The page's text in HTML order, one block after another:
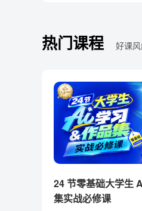
热门课程 好课
24 节零基础大学生
集实战必修课